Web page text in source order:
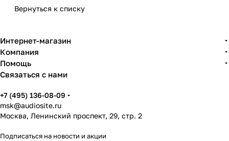
Вернуться к списку
Интернет-магазин
Компания
Помощь
Связаться с нами
+7 (495) 136-08-09
msk@audiosite.ru
Москва, Ленинский проспект, 29, стр. 2
Подписаться на новости и акции